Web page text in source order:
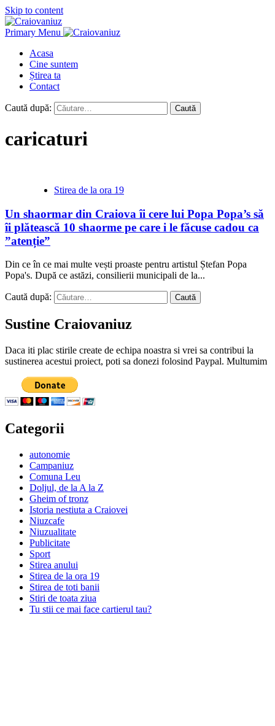
Skip to content
Primary Menu
Acasa
Cine suntem
Știrea ta
Contact
Caută după:
caricaturi
Stirea de la ora 19
Un shaormar din Craiova îi cere lui Popa Popa’s să
îi plătească 10 shaorme pe care i le făcuse cadou ca
”atenție”
Din ce în ce mai multe vești proaste pentru artistul Ștefan Popa
Popa's. După ce astăzi, consilierii municipali de la...
Caută după:
Sustine Craiovaniuz
Daca iti plac stirile create de echipa noastra si vrei sa contribui la
sustinerea acestui proiect, poti sa donezi folosind Paypal. Multumim
Categorii
autonomie
Campaniuz
Comuna Leu
Doljul, de la A la Z
Gheim of tronz
Istoria nestiuta a Craiovei
Niuzcafe
Niuzualitate
Publicitate
Sport
Stirea anului
Stirea de la ora 19
Stirea de toti banii
Stiri de toata ziua
Tu stii ce mai face cartierul tau?